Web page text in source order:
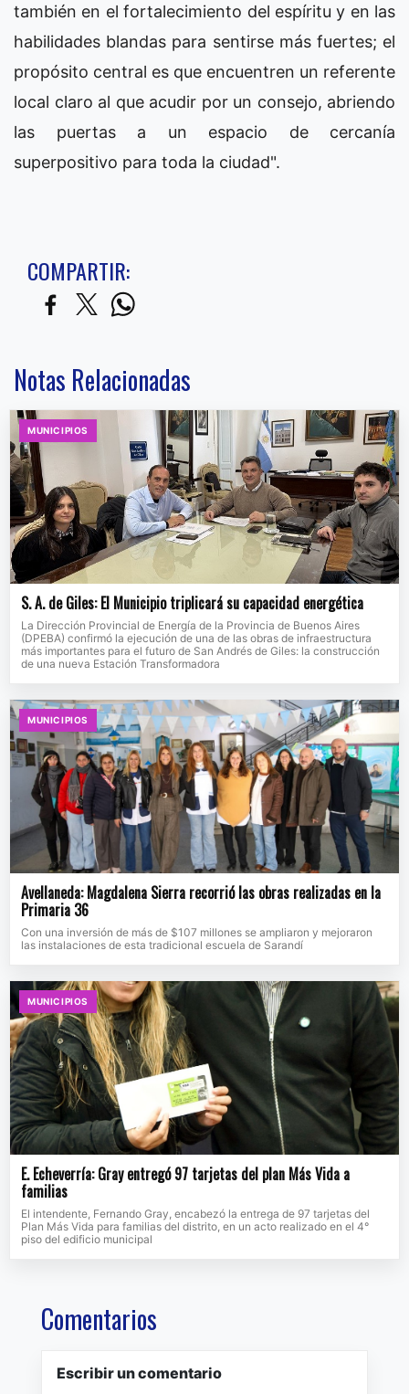
también en el fortalecimiento del espíritu y en las
habilidades blandas para sentirse más fuertes; el
propósito central es que encuentren un referente
local claro al que acudir por un consejo, abriendo
las puertas a un espacio de cercanía
superpositivo para toda la ciudad".
COMPARTIR:
Notas Relacionadas
MUNICIPIOS
S. A. de Giles: El Municipio triplicará su capacidad energética
La Dirección Provincial de Energía de la Provincia de Buenos Aires
(DPEBA) confirmó la ejecución de una de las obras de infraestructura
más importantes para el futuro de San Andrés de Giles: la construcción
de una nueva Estación Transformadora
MUNICIPIOS
Avellaneda: Magdalena Sierra recorrió las obras realizadas en la
Primaria 36
Con una inversión de más de $107 millones se ampliaron y mejoraron
las instalaciones de esta tradicional escuela de Sarandí
MUNICIPIOS
E. Echeverría: Gray entregó 97 tarjetas del plan Más Vida a
familias
El intendente, Fernando Gray, encabezó la entrega de 97 tarjetas del
Plan Más Vida para familias del distrito, en un acto realizado en el 4°
piso del edificio municipal
Comentarios
Escribir un comentario